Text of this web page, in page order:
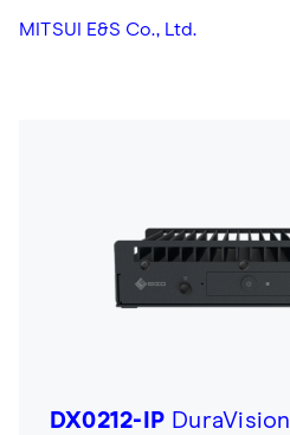
MITSUI E&S Co., Ltd.
DX0212-IPDuraVision